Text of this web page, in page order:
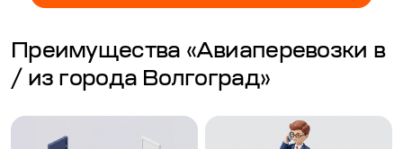
Преимущества «Авиаперевозки в
/ из города Волгоград»